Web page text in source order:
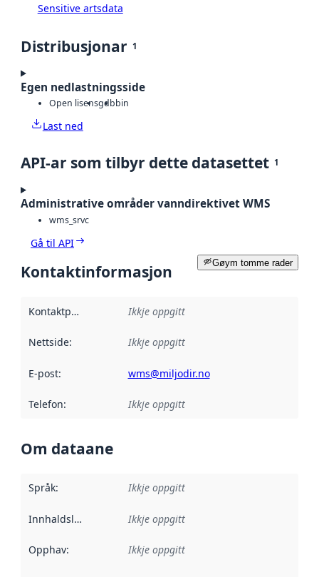
Sensitive artsdata
Distribusjonar 1
Egen nedlastningsside
Open lisensgdbbin
Last ned
API-ar som tilbyr dette datasettet 1
Administrative områder vanndirektivet WMS
wms_srvc
Gå til API
Gøym tomme rader
Kontaktinformasjon
Kontaktpunkt Ikkje oppgitt
Nettside: Ikkje oppgitt
E-post: wms@miljodir.no
Telefon: Ikkje oppgitt
Om dataane
Språk: Ikkje oppgitt
Innhaldsleverandørar :
Ikkje oppgitt
Opphav: Ikkje oppgitt